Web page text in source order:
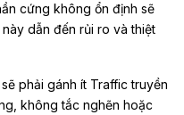
cứng không ổn định sẽ
dẫn đến rủi ro và thiệt
phải gánh ít Traffic truyền
không tắc nghẽn hoặc